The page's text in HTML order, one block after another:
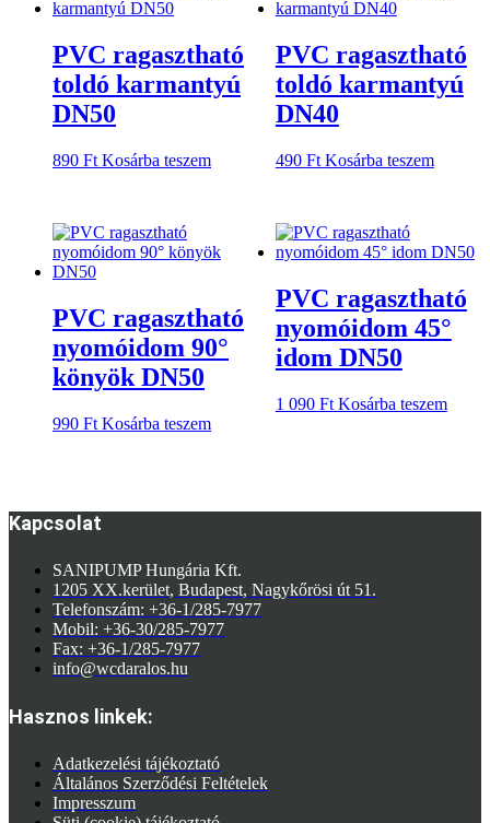
PVC ragasztható
toldó karmantyú
DN50
890 Ft Kosárba teszem
PVC ragasztható
toldó karmantyú
DN40
490 Ft Kosárba teszem
PVC ragasztható
nyomóidom 90°
könyök DN50
990 Ft Kosárba teszem
PVC ragasztható
nyomóidom 45°
idom DN50
1 090 Ft Kosárba teszem
Kapcsolat
SANIPUMP Hungária Kft.
1205 XX.kerület, Budapest, Nagykőrösi út 51.
Telefonszám: +36-1/285-7977
Mobil: +36-30/285-7977
Fax: +36-1/285-7977
info@wcdaralos.hu
Hasznos linkek:
Adatkezelési tájékoztató
Általános Szerződési Feltételek
Impresszum